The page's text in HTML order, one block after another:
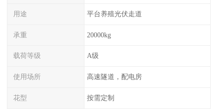
用途 平台养殖光伏走道
承重 20000kg
载荷等级 A级
使用场所 高速隧道，配电房
花型 按需定制